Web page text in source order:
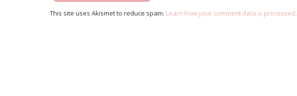
This site uses Akismet to reduce spam. Learn how your comment data is processed.